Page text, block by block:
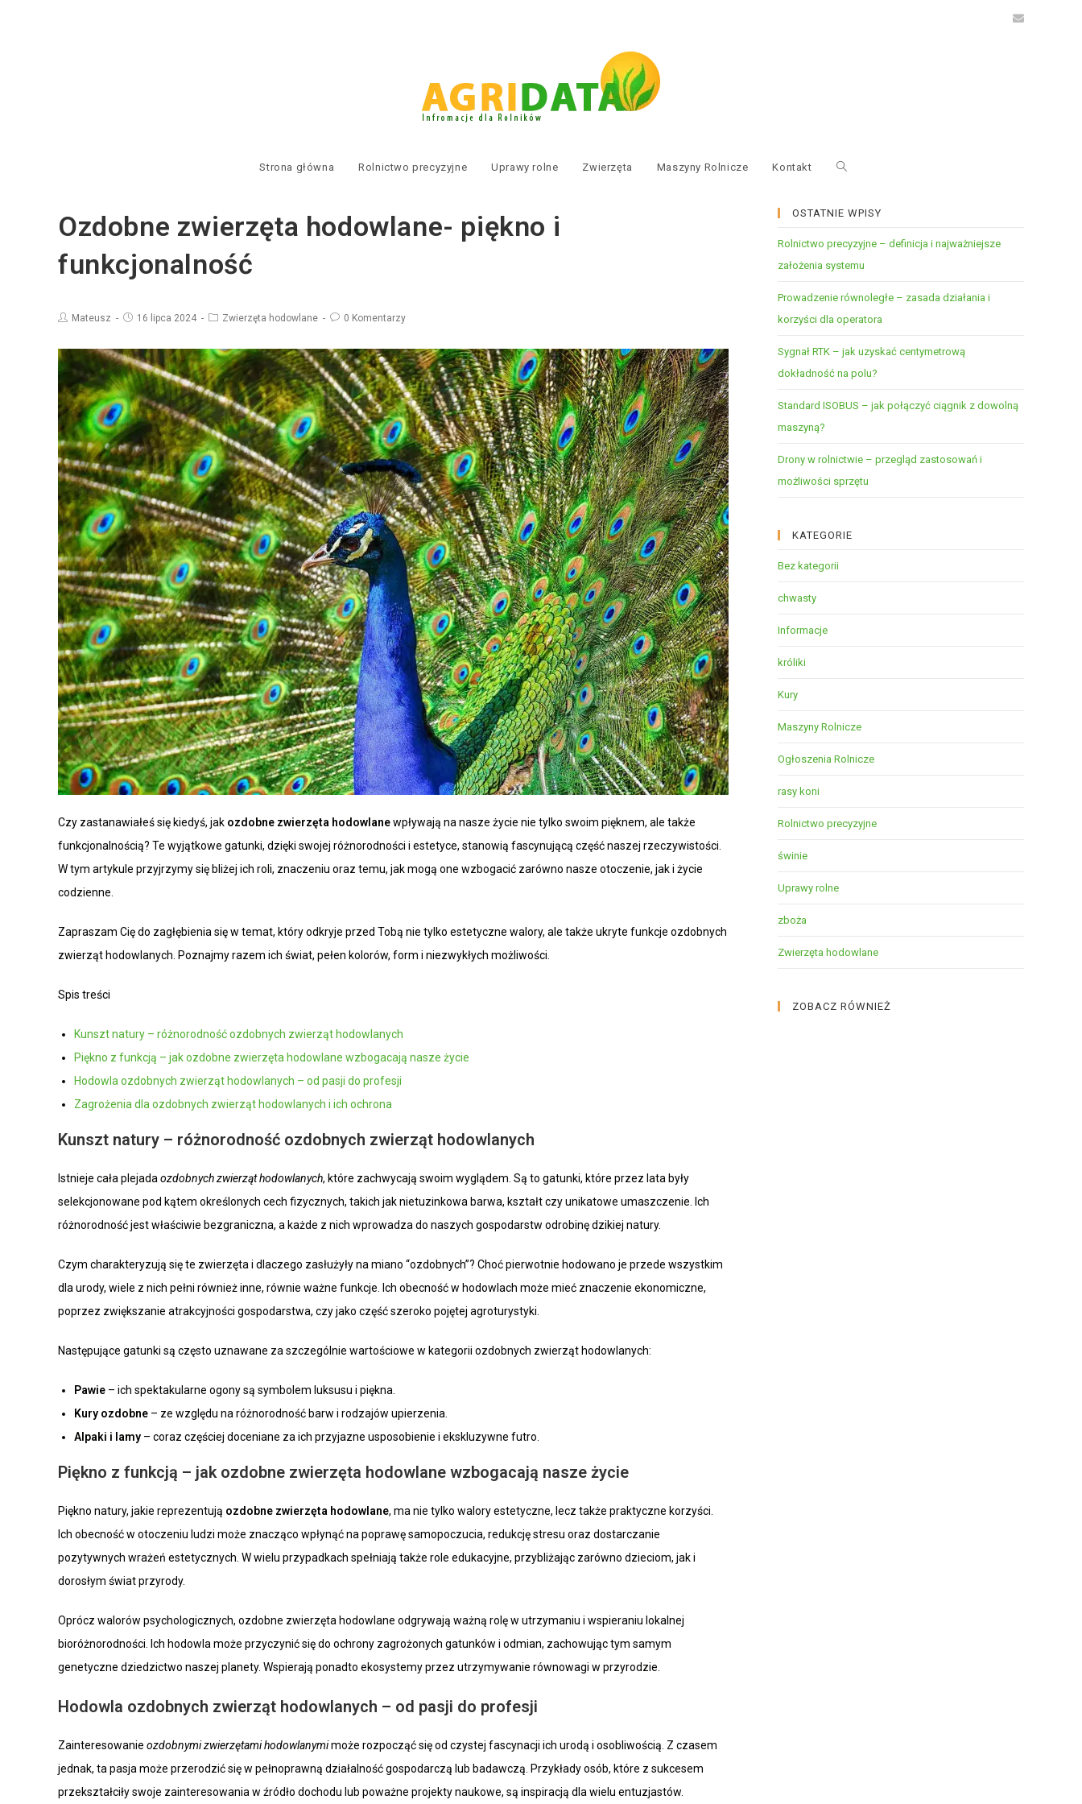
Strona główna Rolnictwo precyzyjne Uprawy rolne Zwierzęta Maszyny Rolnicze Kontakt
Ozdobne zwierzęta hodowlane- piękno i
funkcjonalność
Mateusz 16 lipca 2024 Zwierzęta hodowlane 0 Komentarzy
Czy zastanawiałeś się kiedyś, jak ozdobne zwierzęta hodowlanewpływają na nasze życie nie tylko swoim pięknem, ale także
funkcjonalnością? Te wyjątkowe gatunki, dzięki swojej różnorodności i estetyce, stanowią fascynującą część naszej rzeczywistości.
W tym artykule przyjrzymy się bliżej ich roli, znaczeniu oraz temu, jak mogą one wzbogacić zarówno nasze otoczenie, jak i życie
codzienne.
Zapraszam Cię do zagłębienia się w temat, który odkryje przed Tobą nie tylko estetyczne walory, ale także ukryte funkcje ozdobnych
zwierząt hodowlanych. Poznajmy razem ich świat, pełen kolorów, form i niezwykłych możliwości.
Spis treści
Kunszt natury – różnorodność ozdobnych zwierząt hodowlanych
Piękno z funkcją – jak ozdobne zwierzęta hodowlane wzbogacają nasze życie
Hodowla ozdobnych zwierząt hodowlanych – od pasji do profesji
Zagrożenia dla ozdobnych zwierząt hodowlanych i ich ochrona
Kunszt natury – różnorodność ozdobnych zwierząt hodowlanych
Istnieje cała plejada ozdobnych zwierząt hodowlanych, które zachwycają swoim wyglądem. Są to gatunki, które przez lata były
selekcjonowane pod kątem określonych cech fizycznych, takich jak nietuzinkowa barwa, kształt czy unikatowe umaszczenie. Ich
różnorodność jest właściwie bezgraniczna, a każde z nich wprowadza do naszych gospodarstw odrobinę dzikiej natury.
Czym charakteryzują się te zwierzęta i dlaczego zasłużyły na miano “ozdobnych”? Choć pierwotnie hodowano je przede wszystkim
dla urody, wiele z nich pełni również inne, równie ważne funkcje. Ich obecność w hodowlach może mieć znaczenie ekonomiczne,
poprzez zwiększanie atrakcyjności gospodarstwa, czy jako część szeroko pojętej agroturystyki.
Następujące gatunki są często uznawane za szczególnie wartościowe w kategorii ozdobnych zwierząt hodowlanych:
Pawie – ich spektakularne ogony są symbolem luksusu i piękna.
Kury ozdobne – ze względu na różnorodność barw i rodzajów upierzenia.
Alpaki i lamy – coraz częściej doceniane za ich przyjazne usposobienie i ekskluzywne futro.
Piękno z funkcją – jak ozdobne zwierzęta hodowlane wzbogacają nasze życie
Piękno natury, jakie reprezentują ozdobne zwierzęta hodowlane, ma nie tylko walory estetyczne, lecz także praktyczne korzyści.
Ich obecność w otoczeniu ludzi może znacząco wpłynąć na poprawę samopoczucia, redukcję stresu oraz dostarczanie
pozytywnych wrażeń estetycznych. W wielu przypadkach spełniają także role edukacyjne, przybliżając zarówno dzieciom, jak i
dorosłym świat przyrody.
Oprócz walorów psychologicznych, ozdobne zwierzęta hodowlane odgrywają ważną rolę w utrzymaniu i wspieraniu lokalnej
bioróżnorodności. Ich hodowla może przyczynić się do ochrony zagrożonych gatunków i odmian, zachowując tym samym
genetyczne dziedzictwo naszej planety. Wspierają ponadto ekosystemy przez utrzymywanie równowagi w przyrodzie.
Hodowla ozdobnych zwierząt hodowlanych – od pasji do profesji
Zainteresowanie ozdobnymi zwierzętami hodowlanymimoże rozpocząć się od czystej fascynacji ich urodą i osobliwością. Z czasem
jednak, ta pasja może przerodzić się w pełnoprawną działalność gospodarczą lub badawczą. Przykłady osób, które z sukcesem
przekształciły swoje zainteresowania w źródło dochodu lub poważne projekty naukowe, są inspiracją dla wielu entuzjastów.
OSTATNIE WPISY
Rolnictwo precyzyjne – definicja i najważniejsze
założenia systemu
Prowadzenie równoległe – zasada działania i
korzyści dla operatora
Sygnał RTK – jak uzyskać centymetrową
dokładność na polu?
Standard ISOBUS – jak połączyć ciągnik z dowolną
maszyną?
Drony w rolnictwie – przegląd zastosowań i
możliwości sprzętu
KATEGORIE
Bez kategorii
chwasty
Informacje
króliki
Kury
Maszyny Rolnicze
Ogłoszenia Rolnicze
rasy koni
Rolnictwo precyzyjne
świnie
Uprawy rolne
zboża
Zwierzęta hodowlane
ZOBACZ RÓWNIEŻ